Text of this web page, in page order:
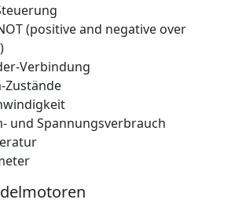
(positive and negative over
Verbindung
Zustände
und Spannungsverbrauch